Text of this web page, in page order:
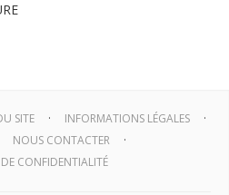
SITE
INFORMATIONS LÉGALES
NOUS CONTACTER
CONFIDENTIALITÉ